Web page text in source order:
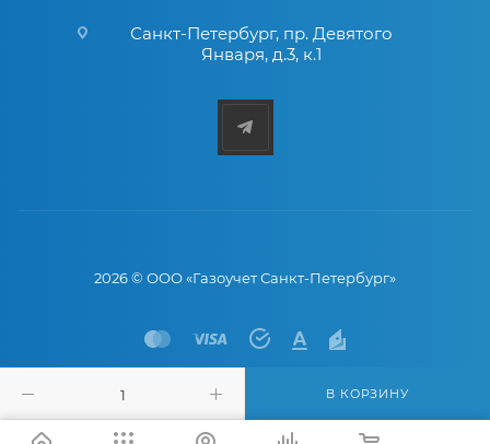
В КОРЗИНУ
Санкт-Петербург, пр. Девятого
Января, д.3, к.1
2026 © ООО «Газоучет Санкт-Петербург»